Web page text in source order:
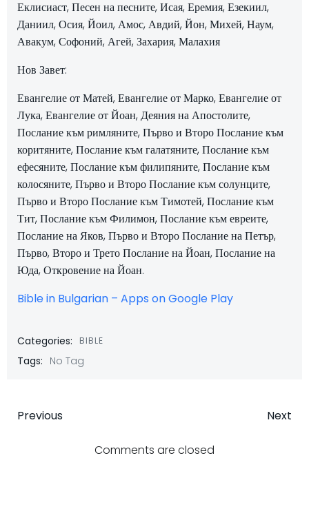
Еклисиаст, Песен на песните, Исая, Еремия, Езекиил,
Даниил, Осия, Йоил, Амос, Авдий, Йон, Михей, Наум,
Авакум, Софоний, Агей, Захария, Малахия
Нов Завет:
Евангелие от Матей, Евангелие от Марко, Евангелие от
Лука, Евангелие от Йоан, Деяния на Апостолите,
Послание към римляните, Първо и Второ Послание към
коритяните, Послание към галатяните, Послание към
ефесяните, Послание към филипяните, Послание към
колосяните, Първо и Второ Послание към солунците,
Първо и Второ Послание към Тимотей, Послание към
Тит, Послание към Филимон, Послание към евреите,
Послание на Яков, Първо и Второ Послание на Петър,
Първо, Второ и Трето Послание на Йоан, Послание на
Юда, Откровение на Йоан.
Bible in Bulgarian – Apps on Google Play
Categories: BIBLE
Tags: No Tag
Post
navigation
Previous Next
Comments are closed